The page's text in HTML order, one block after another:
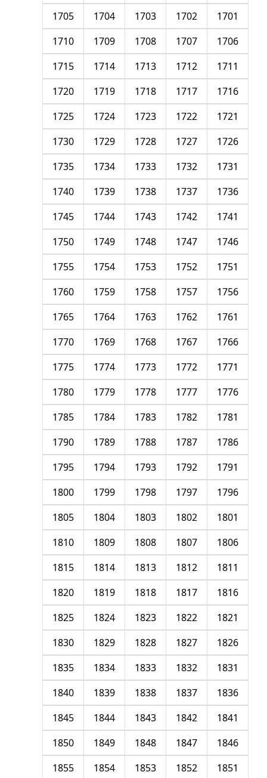
1701
1702
1703
1704
1705
1706
1707
1708
1709
1710
1711
1712
1713
1714
1715
1716
1717
1718
1719
1720
1721
1722
1723
1724
1725
1726
1727
1728
1729
1730
1731
1732
1733
1734
1735
1736
1737
1738
1739
1740
1741
1742
1743
1744
1745
1746
1747
1748
1749
1750
1751
1752
1753
1754
1755
1756
1757
1758
1759
1760
1761
1762
1763
1764
1765
1766
1767
1768
1769
1770
1771
1772
1773
1774
1775
1776
1777
1778
1779
1780
1781
1782
1783
1784
1785
1786
1787
1788
1789
1790
1791
1792
1793
1794
1795
1796
1797
1798
1799
1800
1801
1802
1803
1804
1805
1806
1807
1808
1809
1810
1811
1812
1813
1814
1815
1816
1817
1818
1819
1820
1821
1822
1823
1824
1825
1826
1827
1828
1829
1830
1831
1832
1833
1834
1835
1836
1837
1838
1839
1840
1841
1842
1843
1844
1845
1846
1847
1848
1849
1850
1851
1852
1853
1854
1855